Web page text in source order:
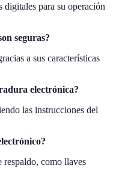
para su operación
seguras?
a sus características
electrónica?
las instrucciones del
respaldo, como llaves